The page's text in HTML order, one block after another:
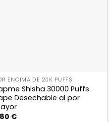
ENCIMA DE 20K PUFFS
Shisha 30000 Puffs
Desechable al por
€